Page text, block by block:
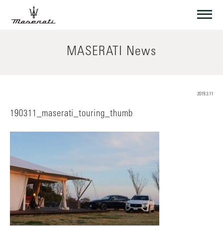
MASERATI News
2019.3.11
190311_maserati_touring_thumb